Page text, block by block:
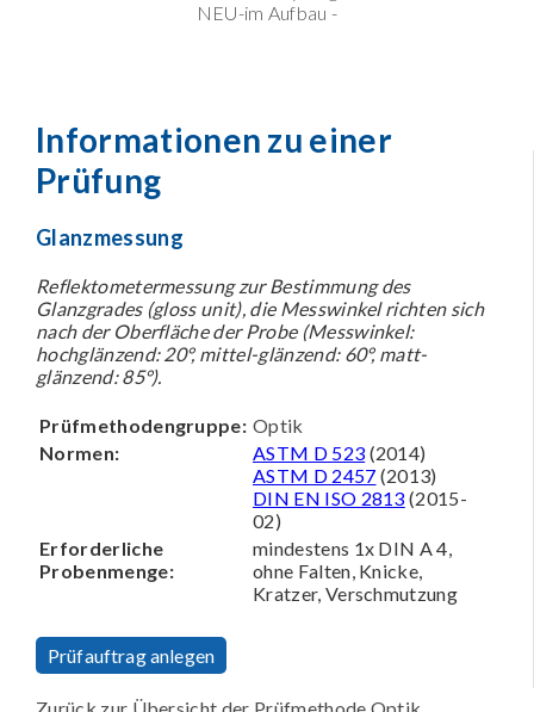
NEU-im Aufbau -
Informationen zu einer
Prüfung
Glanzmessung
Reflektometermessung zur Bestimmung des
Glanzgrades (gloss unit), die Messwinkel richten sich
nach der Oberfläche der Probe (Messwinkel:
hochglänzend: 20°, mittel-glänzend: 60°, matt-
glänzend: 85°).
Prüfmethodengruppe: Optik
Normen:
ASTM D 523 (2014)
ASTM D 2457 (2013)
DIN EN ISO 2813 (2015-
02)
Erforderliche
Probenmenge:
mindestens 1x DIN A 4,
ohne Falten, Knicke,
Kratzer, Verschmutzung
Prüfauftrag anlegen